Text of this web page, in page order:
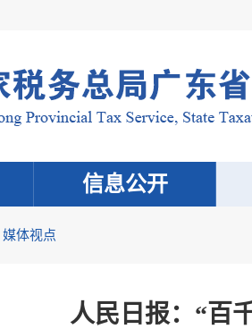
信息公开
媒体视点
人民日报：“百